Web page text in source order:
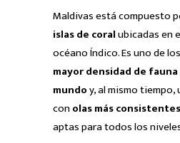
Maldivas está compuesto
islas de coralubicadas en
océano Índico. Es uno de
mayor densidad de
mundoy, al mismo
conolas más
aptas para todos los